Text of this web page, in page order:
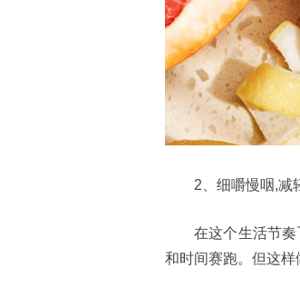
2、细嚼慢咽,减
在这个生活节奏
和时间赛跑。但这样